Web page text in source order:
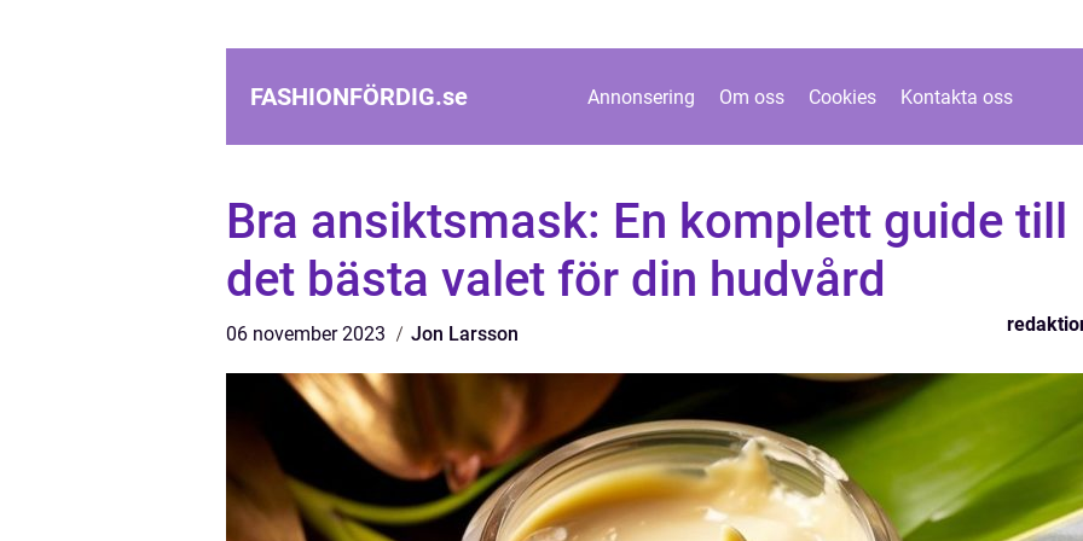
FASHIONFÖRDIG.se Annonsering Om oss Cookies Kontakta oss
Bra ansiktsmask: En komplett guide till
det bästa valet för din hudvård
06 november 2023 Jon Larsson